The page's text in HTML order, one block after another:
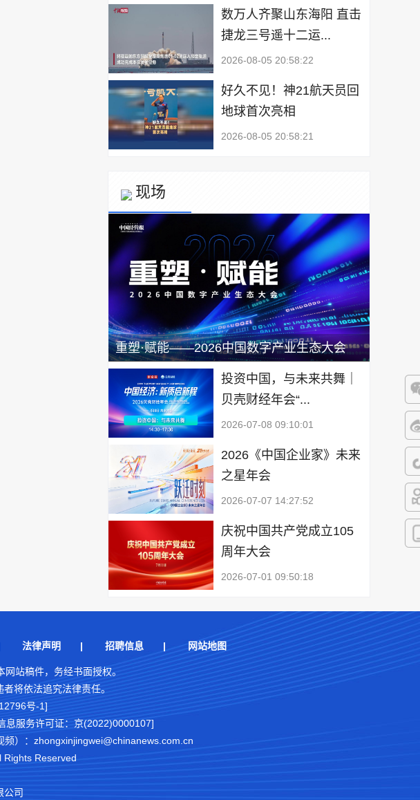
微
微
抖
快
数万人齐聚山东海阳 直击
捷龙三号遥十二运...
2026-08-05 20:58:22
好久不见！神21航天员回
地球首次亮相
2026-08-05 20:58:21
现场
重塑·赋能——2026中国数字产业生态大会
投资中国，与未来共舞｜
贝壳财经年会“...
2026-07-08 09:10:01
2026《中国企业家》未来
之星年会
2026-07-07 14:27:52
庆祝中国共产党成立105
周年大会
2026-07-01 09:50:18
法律声明 | 招聘信息 | 网站地图
站稿件，务经书面授权。
将依法追究法律责任。
号-1]
息服务许可证：京(2022)0000107]
）：zhongxinjingwei@chinanews.com.cn
Rights Reserved
公司